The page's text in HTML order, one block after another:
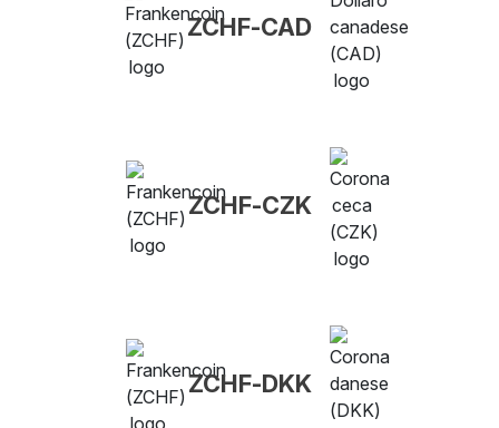
ZCHF-CAD
ZCHF-CZK
ZCHF-DKK